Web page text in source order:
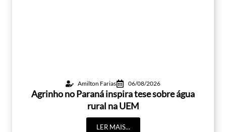
Amilton Farias 06/08/2026
Agrinho no Paraná inspira tese sobre água
rural na UEM
LER MAIS...